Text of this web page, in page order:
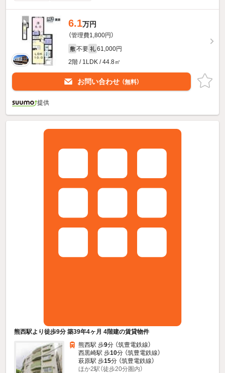
6.1万円
（管理費1,800円）
敷 不要 礼 61,000円
2階 / 1LDK / 44.8㎡
お問い合わせ （無料）
提供
熊西駅より徒歩9分 築39年4ヶ月 4階建の賃貸物件
熊西駅 歩9分 （筑豊電鉄線）
西黒崎駅 歩10分 （筑豊電鉄線）
萩原駅 歩15分 （筑豊電鉄線）
ほか2駅（徒歩20分圏内）